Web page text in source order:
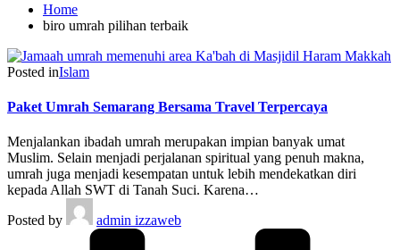
Home
biro umrah pilihan terbaik
Posted inIslam
Paket Umrah Semarang Bersama Travel Terpercaya
Menjalankan ibadah umrah merupakan impian banyak umat
Muslim. Selain menjadi perjalanan spiritual yang penuh makna,
umrah juga menjadi kesempatan untuk lebih mendekatkan diri
kepada Allah SWT di Tanah Suci. Karena…
Posted by
admin izzaweb